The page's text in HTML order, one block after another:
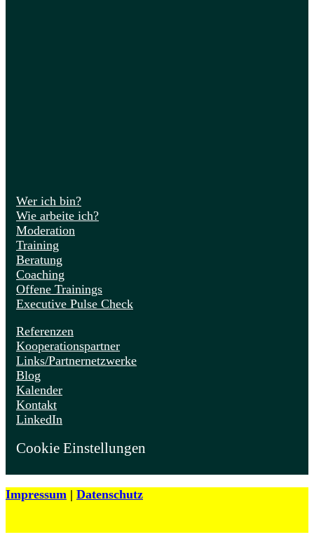
Wer ich bin?
Wie arbeite ich?
Moderation
Training
Beratung
Coaching
Offene Trainings
Executive Pulse Check
Referenzen
Kooperationspartner
Links/Partnernetzwerke
Blog
Kalender
Kontakt
LinkedIn
Cookie Einstellungen
Impressum | Datenschutz